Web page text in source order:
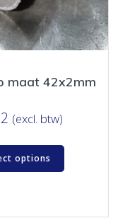
maat 42x2mm
(excl. btw)
options